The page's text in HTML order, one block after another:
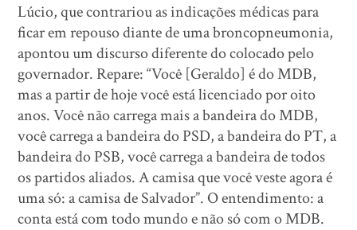
Lúcio, que contrariou as indicações médicas para
ficar em repouso diante de uma broncopneumonia,
apontou um discurso diferente do colocado pelo
governador. Repare: “Você [Geraldo] é do MDB,
mas a partir de hoje você está licenciado por oito
anos. Você não carrega mais a bandeira do MDB,
você carrega a bandeira do PSD, a bandeira do PT, a
bandeira do PSB, você carrega a bandeira de todos
os partidos aliados. A camisa que você veste agora é
uma só: a camisa de Salvador”. O entendimento: a
conta está com todo mundo e não só com o MDB.